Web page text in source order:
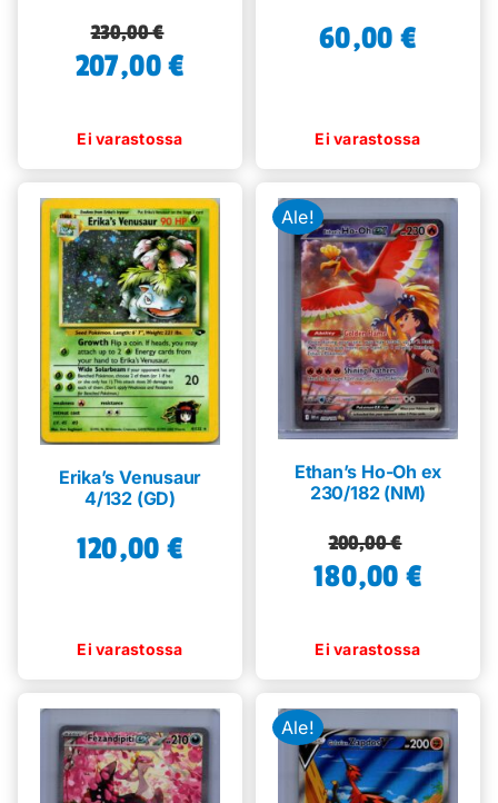
230,00€
Alkuperäinen
hinta
207,00€
Nykyinen
hinta
60,00 €
Erika’s Venusaur
4/132 (GD)
120,00 €
Ale!
Ethan’s Ho-Oh ex
230/182 (NM)
200,00€
Alkuperäinen
hinta
180,00 €
Nykyinen
hinta
Ale!